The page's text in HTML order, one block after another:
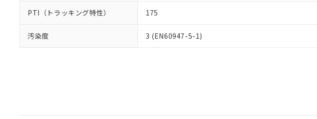
PTI（トラッキング特性） 175
汚染度 3 (EN60947-5-1)